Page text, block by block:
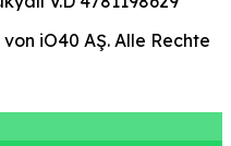
iO40 AŞ. Alle Rechte